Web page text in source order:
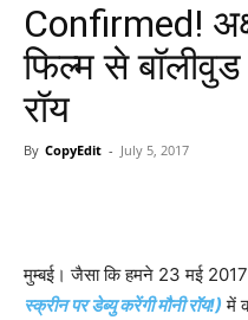
Confirmed!
फिल्‍म से बॉलीवुड
रॉय
By CopyEdit - July 5, 2017
मुम्‍बई। जैसा कि हमने 23 मई 2017
स्‍क्रीन पर डेब्‍यु करेंगी मौनी रॉय!) में